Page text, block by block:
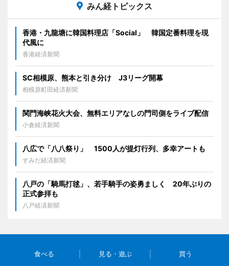
みん経トピックス
香港・九龍塘に韓国料理店「Social」 韓国定番料理を現
代風に
香港経済新聞
SC相模原、熊本と引き分け J3リーグ開幕
相模原町田経済新聞
関門海峡花火大会、無料エリアなしの門司側をライブ配信
小倉経済新聞
八広で「八八祭り」 1500人が提灯行列、多幸アートも
すみだ経済新聞
八戸の「騎馬打毬」、若手騎手の姿勇ましく 20年ぶりの
正式参拝も
八戸経済新聞
食べる 見る・遊ぶ 買う